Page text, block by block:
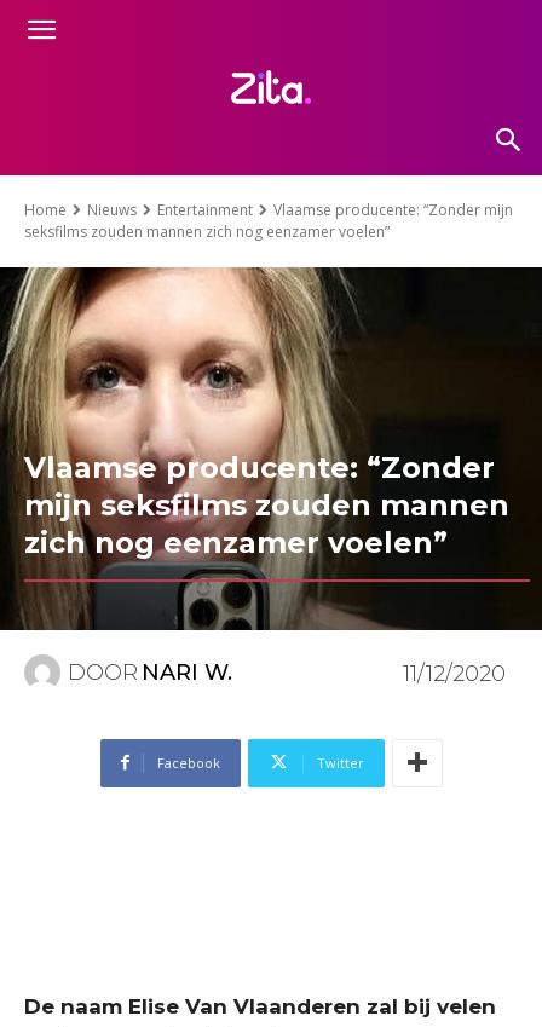
Home Nieuws Entertainment
Vlaamse producente: “Zonder mijn
seksfilms zouden mannen zich nog eenzamer voelen”
Vlaamse producente: “Zonder
mijn seksfilms zouden mannen
zich nog eenzamer voelen”
DOOR NARI W. 11/12/2020
Facebook Twitter
De naam Elise Van Vlaanderen zal bij velen